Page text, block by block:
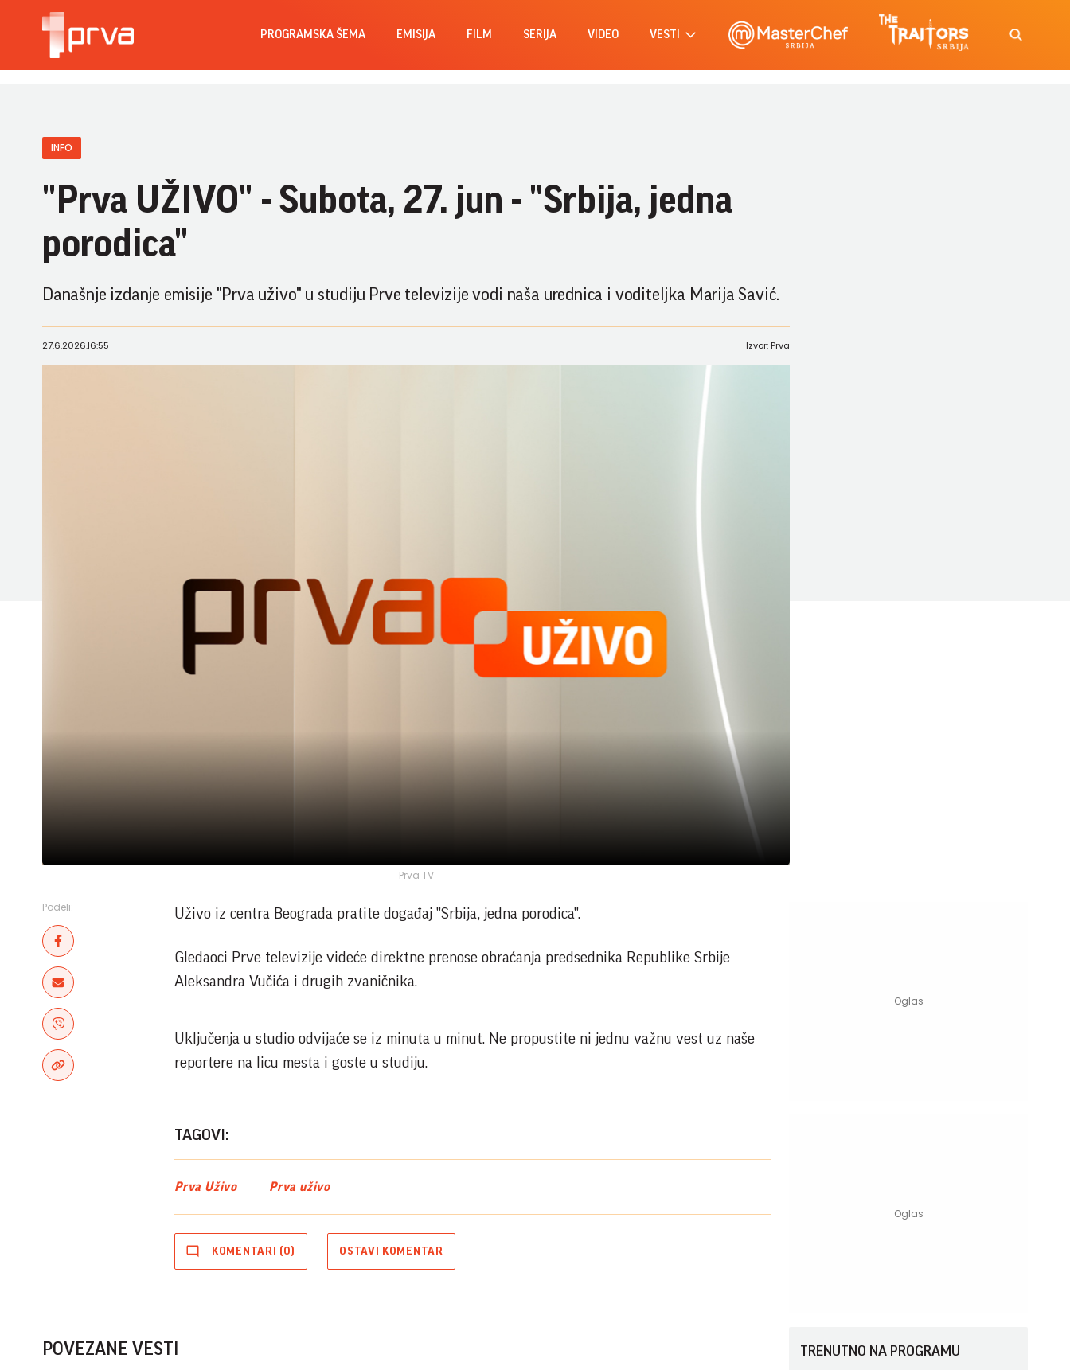
PROGRAMSKA ŠEMA EMISIJA FILM SERIJA VIDEO VESTI
INFO
"Prva UŽIVO" - Subota, 27. jun - "Srbija, jedna
porodica"
Današnje izdanje emisije "Prva uživo" u studiju Prve televizije vodi naša urednica i voditeljka Marija Savić.
Prva TV
27.6.2026.|6:55 Izvor: Prva
Podeli: Uživo iz centra Beograda pratite događaj "Srbija, jedna porodica".
Gledaoci Prve televizije videće direktne prenose obraćanja predsednika Republike Srbije
Aleksandra Vučića i drugih zvaničnika.
Uključenja u studio odvijaće se iz minuta u minut. Ne propustite ni jednu važnu vest uz naše
reportere na licu mesta i goste u studiju.
TAGOVI:
Prva Uživo Prva uživo
KOMENTARI (0) OSTAVI KOMENTAR
POVEZANE VESTI TRENUTNO NA PROGRAMU